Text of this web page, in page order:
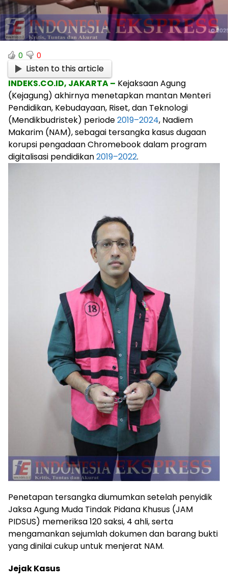
0 0
Listen to this article
INDEKS.CO.ID, JAKARTA – Kejaksaan Agung
(Kejagung) akhirnya menetapkan mantan Menteri
Pendidikan, Kebudayaan, Riset, dan Teknologi
(Mendikbudristek) periode2019–2024, Nadiem
Makarim (NAM), sebagai tersangka kasus dugaan
korupsi pengadaan Chromebook dalam program
digitalisasi pendidikan2019–2022.
Penetapan tersangka diumumkan setelah penyidik
Jaksa Agung Muda Tindak Pidana Khusus (JAM
PIDSUS) memeriksa 120 saksi, 4 ahli, serta
mengamankan sejumlah dokumen dan barang bukti
yang dinilai cukup untuk menjerat NAM.
Jejak Kasus